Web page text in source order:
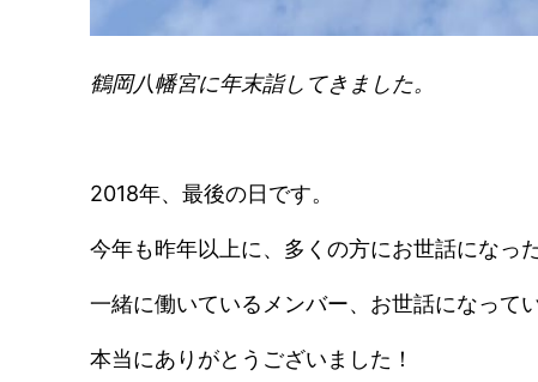
鶴岡八幡宮に年末詣してきました。
2018年、最後の日です。
今年も昨年以上に、多くの方にお世話になっ
一緒に働いているメンバー、お世話になって
本当にありがとうございました！